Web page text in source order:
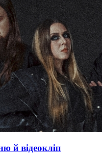
й відеокліп